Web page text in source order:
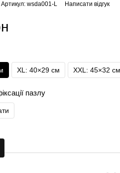
Артикул: wsda001-L Написати відгук
XL: 40×29 см XXL: 45×32 cм
пазлу